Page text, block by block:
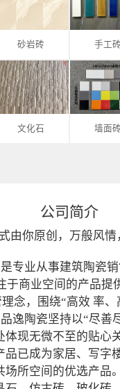
砂岩砖 手工砖
文化石 墙面砖
公司简介
由你原创，万般风情
专业从事建筑陶瓷销
于商业空间的产品提
念，围绕“高效 率
逸陶瓷坚持以“尽善
体现无微不至的贴心
品已成为家居、写字
场所空间的优选产品